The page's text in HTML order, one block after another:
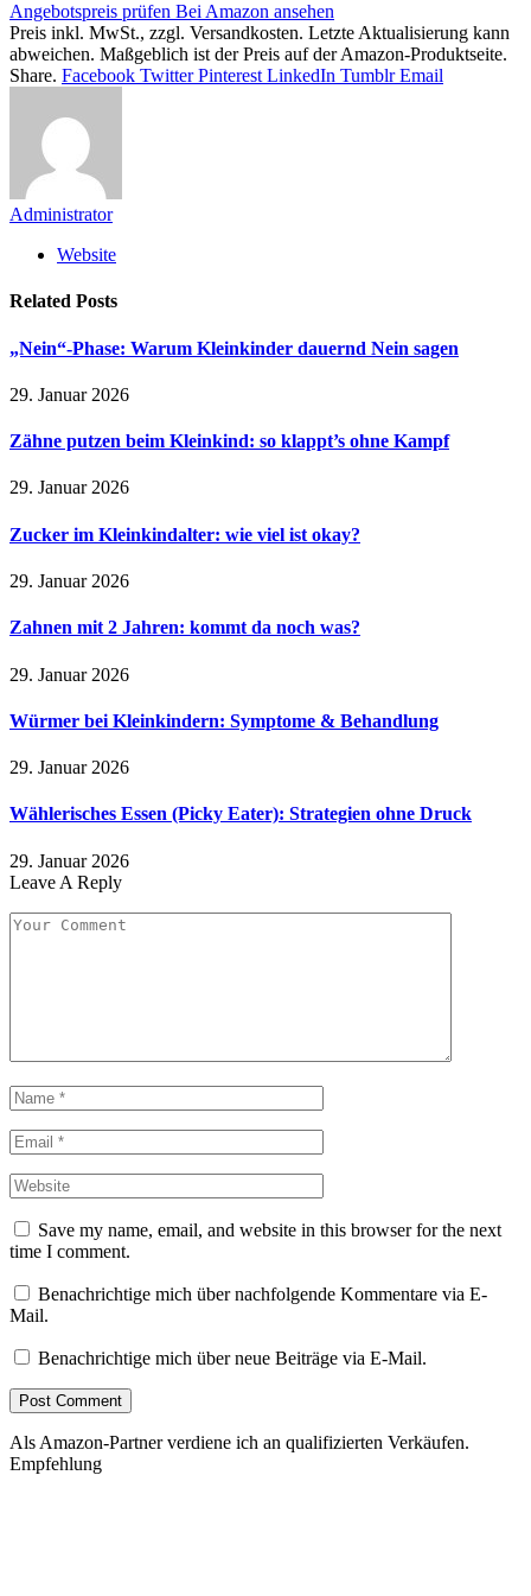
Angebotspreis prüfen Bei Amazon ansehen
Preis inkl. MwSt., zzgl. Versandkosten. Letzte Aktualisierung kann
abweichen. Maßgeblich ist der Preis auf der Amazon-Produktseite.
Share. Facebook Twitter Pinterest LinkedIn Tumblr Email
Administrator
Website
Related Posts
„Nein“-Phase: Warum Kleinkinder dauernd Nein sagen
29. Januar 2026
Zähne putzen beim Kleinkind: so klappt’s ohne Kampf
29. Januar 2026
Zucker im Kleinkindalter: wie viel ist okay?
29. Januar 2026
Zahnen mit 2 Jahren: kommt da noch was?
29. Januar 2026
Würmer bei Kleinkindern: Symptome & Behandlung
29. Januar 2026
Wählerisches Essen (Picky Eater): Strategien ohne Druck
29. Januar 2026
Leave A Reply
Save my name, email, and website in this browser for the next
time I comment.
Benachrichtige mich über nachfolgende Kommentare via E-
Mail.
Benachrichtige mich über neue Beiträge via E-Mail.
Als Amazon-Partner verdiene ich an qualifizierten Verkäufen.
Empfehlung